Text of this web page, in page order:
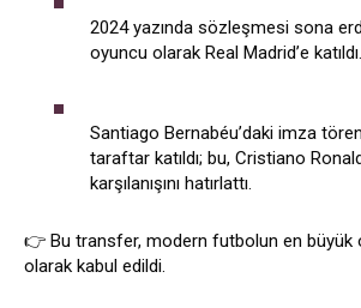
2024 yazında sözleşmesi sona
oyuncu olarak Real Madrid’e katıldı.
Santiago Bernabéu’daki imza
taraftar katıldı; bu, Cristiano
karşılanışını hatırlattı.
👉 Bu transfer, modern futbolun en büyük
olarak kabul edildi.